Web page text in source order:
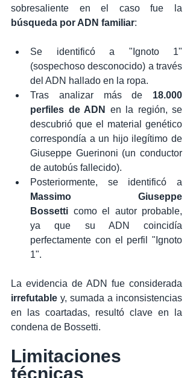
búsqueda por ADN familiar:
Se identificó a "Ignoto 1"
(sospechoso desconocido) a través
del ADN hallado en la ropa.
Tras analizar más de 18.000
perfiles de ADN
en la región, se
descubrió que el material genético
correspondía a un hijo ilegítimo de
Giuseppe Guerinoni (un conductor
de autobús fallecido).
Massimo Giuseppe
Bossetti como el autor probable,
ya que su ADN coincidía
perfectamente con el perfil "Ignoto
1".
irrefutable y, sumada a inconsistencias
en las coartadas, resultó clave en la
condena de Bossetti.
Limitaciones
técnicas